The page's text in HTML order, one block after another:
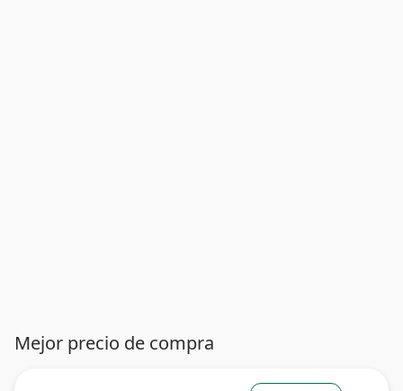
Mejor precio de compra